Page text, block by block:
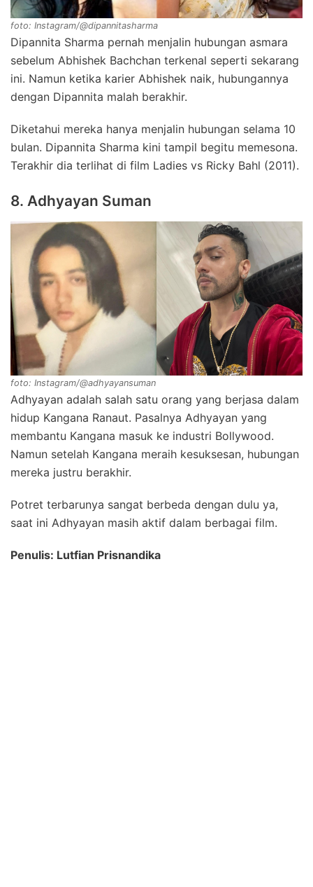
foto: Instagram/@dipannitasharma
Dipannita Sharma pernah menjalin hubungan asmara
sebelum Abhishek Bachchan terkenal seperti sekarang
ini. Namun ketika karier Abhishek naik, hubungannya
dengan Dipannita malah berakhir.
Diketahui mereka hanya menjalin hubungan selama 10
bulan. Dipannita Sharma kini tampil begitu memesona.
Terakhir dia terlihat di film Ladies vs Ricky Bahl (2011).
8. Adhyayan Suman
foto: Instagram/@adhyayansuman
Adhyayan adalah salah satu orang yang berjasa dalam
hidup Kangana Ranaut. Pasalnya Adhyayan yang
membantu Kangana masuk ke industri Bollywood.
Namun setelah Kangana meraih kesuksesan, hubungan
mereka justru berakhir.
Potret terbarunya sangat berbeda dengan dulu ya,
saat ini Adhyayan masih aktif dalam berbagai film.
Penulis: Lutfian Prisnandika